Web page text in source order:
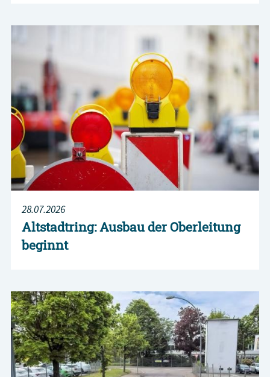
28.07.2026
Altstadtring: Ausbau der Oberleitung
beginnt